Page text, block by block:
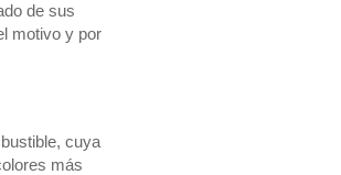
de sus
motivo y por
cuya
más